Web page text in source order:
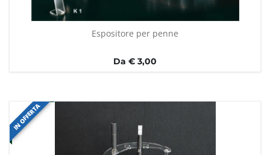
Espositore per penne
Da € 3,00
IN OFFERTA